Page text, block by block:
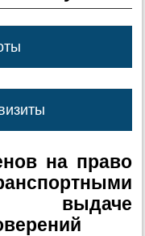
на право
выдаче